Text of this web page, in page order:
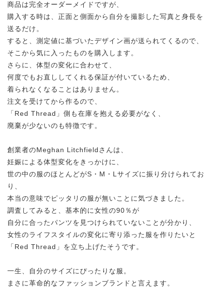
商品は完全オーダーメイドですが、
購入する時は、正面と側面から自分を撮影した写真と身長を
送るだけ。
すると、測定値に基づいたデザイン画が送られてくるので、
そこから気に入ったものを購入します。
さらに、体型の変化に合わせて、
何度でもお直ししてくれる保証が付いているため、
着られなくなることはありません。
注文を受けてから作るので、
「Red Thread」側も在庫を抱える必要がなく、
廃棄が少ないのも特徴です。
創業者のMeghan Litchfieldさんは、
妊娠による体型変化をきっかけに、
世の中の服のほとんどがS・M・Lサイズに振り分けられてお
り、
本当の意味でピッタリの服が無いことに気づきました。
調査してみると、基本的に女性の90％が
自分に合ったパンツを見つけられていないことが分かり、
女性のライフスタイルの変化に寄り添った服を作りたいと
「Red Thread」を立ち上げたそうです。
一生、自分のサイズにぴったりな服。
まさに革命的なファッションブランドと言えます。